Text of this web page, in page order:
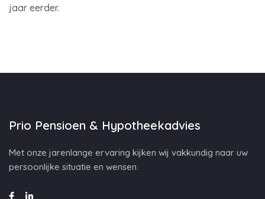
jaar eerder.
Prio Pensioen & Hypotheekadvies
Met onze jarenlange ervaring kijken wij vakkundig naar uw
persoonlijke situatie en wensen.